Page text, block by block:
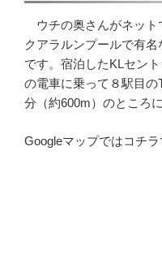
ウチの奥さんがネット
クアラルンプールで有
です。宿泊したKLセン
の電車に乗って８駅目の
分（約600m）のところ
Googleマップではコチラ